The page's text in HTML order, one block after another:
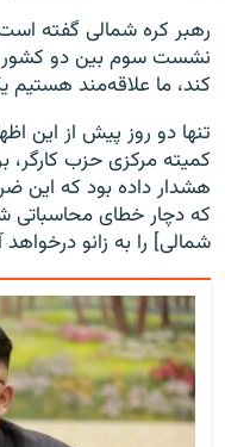
رهبر کره شمالی گفته است
نشست سوم بین دو کشور
کند، ما علاقه‌مند هستیم
تنها دو روز پیش از این
کمیته مرکزی حزب کارگر،
هشدار داده بود که این
که دچار خطای محاسباتی
شمالی] را به زانو درخواهد